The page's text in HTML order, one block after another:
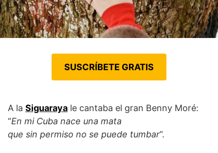
SUSCRÍBETE GRATIS
A la Siguaraya le cantaba el gran Benny Moré:
“En mi Cuba nace una mata
que sin permiso no se puede tumbar”.